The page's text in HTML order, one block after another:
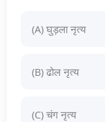
(A) घुड़ला नृत्य
(B) ढोल नृत्य
(C) चंग नृत्य